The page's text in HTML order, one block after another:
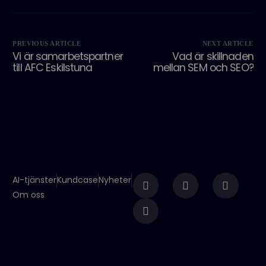
PREVIOUS ARTICLE
Vi är samarbetspartner
till AFC Eskilstuna
NEXT ARTICLE
Vad är skillnaden
mellan SEM och SEO?
AI-tjänsterKundcaseNyheter
Om oss